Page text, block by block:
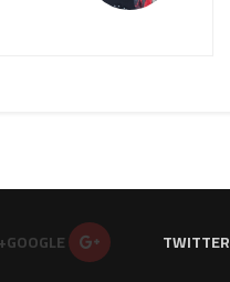
TWITTER
GOOGLE+